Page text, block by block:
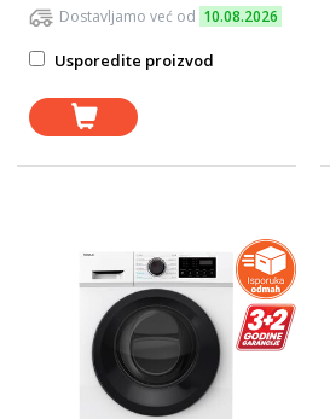
Dostavljamo već od 10.08.2026
Usporedite proizvod